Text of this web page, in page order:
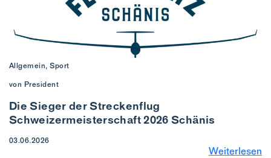
Allgemein, Sport
von President
Die Sieger der Streckenflug
Schweizermeisterschaft 2026 Schänis
03.06.2026
Weiterlesen